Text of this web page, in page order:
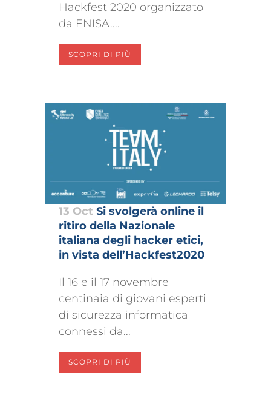
Hackfest 2020 organizzato
da ENISA....
SCOPRI DI PIÙ
13 Oct Si svolgerà online il
ritiro della Nazionale
italiana degli hacker etici,
in vista dell’Hackfest2020
Il 16 e il 17 novembre
centinaia di giovani esperti
di sicurezza informatica
connessi da...
SCOPRI DI PIÙ